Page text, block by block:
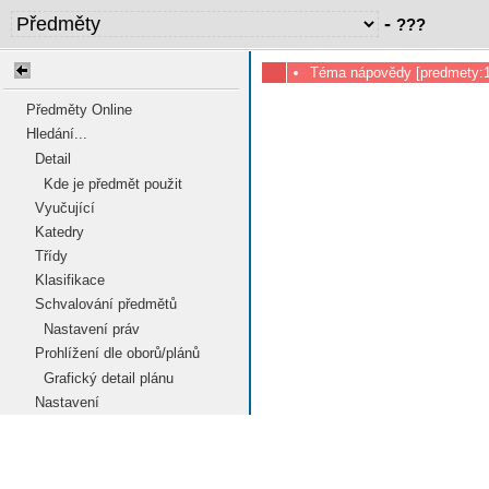
- ???
Předměty Online
Hledání...
Detail
Kde je předmět použit
Vyučující
Katedry
Třídy
Klasifikace
Schvalování předmětů
Nastavení práv
Prohlížení dle oborů/plánů
Grafický detail plánu
Nastavení
Téma nápovědy